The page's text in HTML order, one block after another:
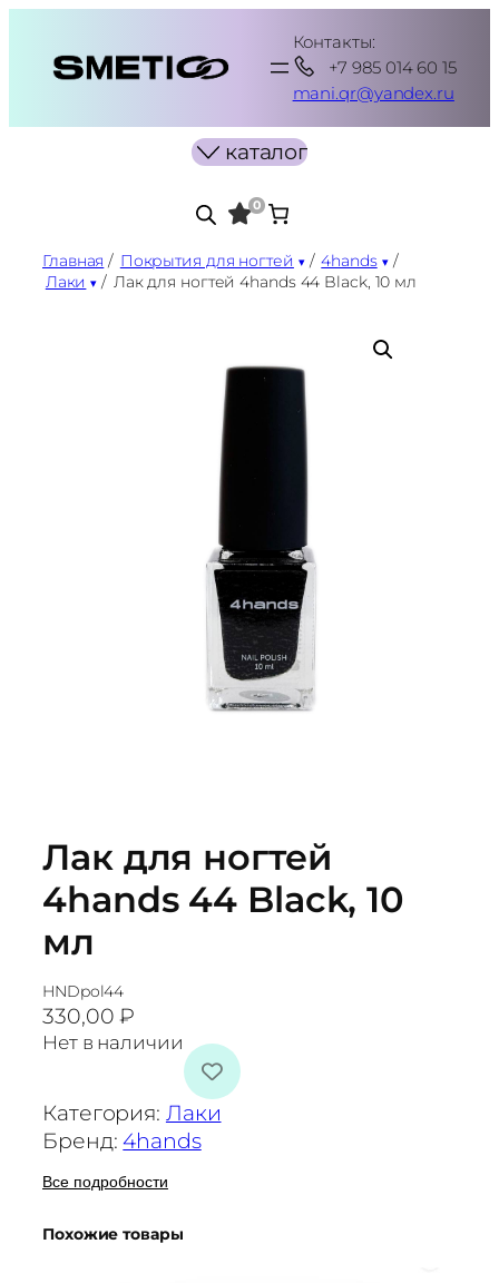
содержимому
Контакты:
+7 985 014 60 15
mani.qr@yandex.ru
каталог
0
Главная / Покрытия для ногтей / 4hands /
Лаки
/ Лак для ногтей 4hands 44 Black, 10 мл
Лак для ногтей
4hands 44 Black, 10
мл
HNDpol44
330,00₽
Нет в наличии
Категория: Лаки
Бренд:4hands
Все подробности
Похожие товары